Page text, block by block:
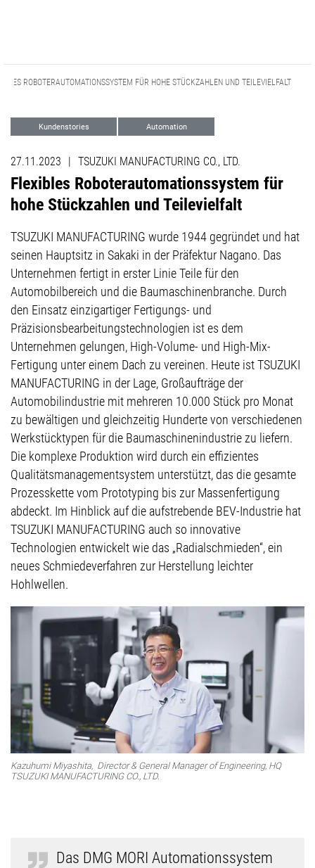
ROBOTERAUTOMATIONSSYSTEM FÜR HOHE STÜCKZAHLEN UND TEILEVIELFALT
Kundenstories Automation
27.11.2023 | TSUZUKI MANUFACTURING CO., LTD.
Flexibles Roboterautomationssystem für
hohe Stückzahlen und Teilevielfalt
TSUZUKI MANUFACTURING wurde 1944 gegründet und hat
seinen Hauptsitz in Sakaki in der Präfektur Nagano. Das
Unternehmen fertigt in erster Linie Teile für den
Automobilbereich und die Baumaschinenbranche. Durch
den Einsatz einzigartiger Fertigungs- und
Präzisionsbearbeitungstechnologien ist es dem
Unternehmen gelungen, High-Volume- und High-Mix-
Fertigung unter einem Dach zu vereinen. Heute ist TSUZUKI
MANUFACTURING in der Lage, Großaufträge der
Automobilindustrie mit mehreren 10.000 Stück pro Monat
zu bewältigen und gleichzeitig Hunderte von verschiedenen
Werkstücktypen für die Baumaschinenindustrie zu liefern.
Die komplexe Produktion wird durch ein effizientes
Qualitätsmanagementsystem unterstützt, das die gesamte
Prozesskette vom Prototyping bis zur Massenfertigung
abdeckt. Im Hinblick auf die aufstrebende BEV-Industrie hat
TSUZUKI MANUFACTURING auch so innovative
Technologien entwickelt wie das „Radialschmieden“, ein
neues Schmiedeverfahren zur Herstellung leichter
Hohlwellen.
Kazuhumi Miyashita, Director & General Manager of Engineering, HQ
TSUZUKI MANUFACTURING CO., LTD.
Das DMG MORI Automationssystem